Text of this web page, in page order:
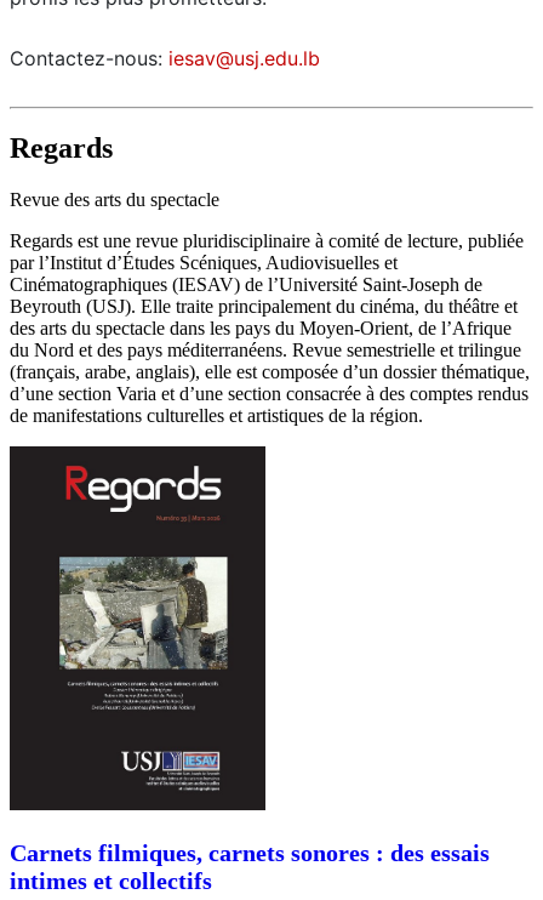
Contactez-nous: iesav@usj.edu.lb
Regards
Revue des arts du spectacle
Regards est une revue pluridisciplinaire à comité de lecture, publiée
par l’Institut d’Études Scéniques, Audiovisuelles et
Cinématographiques (IESAV) de l’Université Saint-Joseph de
Beyrouth (USJ). Elle traite principalement du cinéma, du théâtre et
des arts du spectacle dans les pays du Moyen-Orient, de l’Afrique
du Nord et des pays méditerranéens. Revue semestrielle et trilingue
(français, arabe, anglais), elle est composée d’un dossier thématique,
d’une section Varia et d’une section consacrée à des comptes rendus
de manifestations culturelles et artistiques de la région.
Carnets filmiques, carnets sonores : des essais
intimes et collectifs